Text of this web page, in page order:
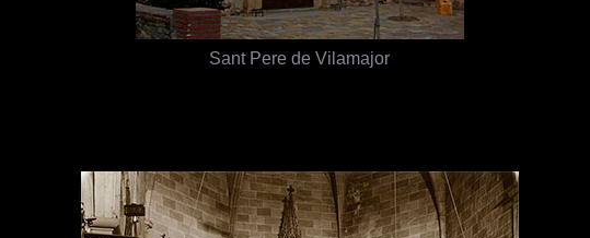
Sant Pere de Vilamajor